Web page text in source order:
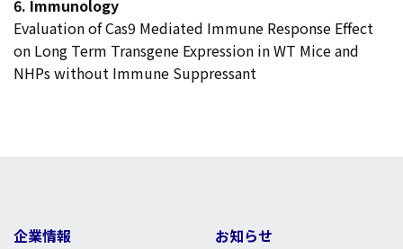
6. Immunology
Evaluation of Cas9 Mediated Immune Response Effect
on Long Term Transgene Expression in WT Mice and
NHPs without Immune Suppressant
企業情報
お知らせ